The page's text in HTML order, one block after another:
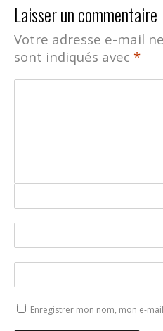
Laisser un commentaire
Votre adresse e-mail
sont indiqués avec *
Enregistrer mon nom, mon e-